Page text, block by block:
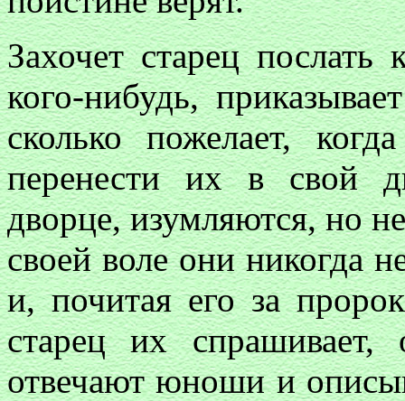
Захочет старец послать
кого-нибудь,
сколько пожелает,
перенести их в свой
дворце, изумляются, но
своей воле они никогда
и, почитая его за
старец их
отвечают юноши и